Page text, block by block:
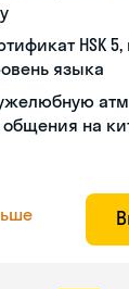
HSK
языка
общения на